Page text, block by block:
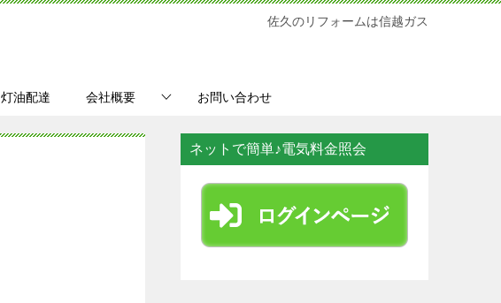
佐久のリフォームは信越ガス
灯油配達 会社概要 お問い合わせ
ネットで簡単♪電気料金照会